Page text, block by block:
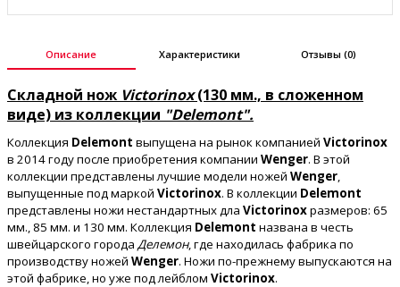
Описание Характеристики Отзывы (0)
Складной нож Victorinox(130 мм., в сложенном
виде) из коллекции "Delemont".
Коллекция Delemont выпущена на рынок компанией Victorinox
в 2014 году после приобретения компании Wenger. В этой
коллекции представлены лучшие модели ножей Wenger,
выпущенные под маркой Victorinox. В коллекции Delemont
представлены ножи нестандартных дла Victorinoxразмеров: 65
мм., 85 мм. и 130 мм. Коллекция Delemont названа в честь
швейцарского города Делемон, где находилась фабрика по
производству ножей Wenger. Ножи по-прежнему выпускаются на
этой фабрике, но уже под лейблом Victorinox.